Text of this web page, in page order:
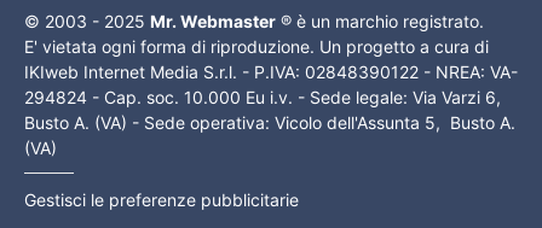
© 2003 - 2025 Mr. Webmaster ® è un marchio registrato.
E' vietata ogni forma di riproduzione. Un progetto a cura di
IKIweb Internet Media S.r.l. - P.IVA: 02848390122 - NREA: VA-
294824 - Cap. soc. 10.000 Eu i.v. - Sede legale: Via Varzi 6,
Busto A. (VA) - Sede operativa: Vicolo dell'Assunta 5, Busto A.
(VA)
Gestisci le preferenze pubblicitarie